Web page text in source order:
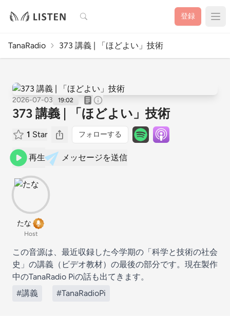
検索 登録
TanaRadio 373 講義 | 「ほどよい」技術
2026-07-03 19:02
373 講義 | 「ほどよい」技術
1 Star フォローする
再生 メッセージを送信
たな
Host
この音源は、最近収録した今学期の「科学と技術の社会
史」の講義（ビデオ教材）の最後の部分です。現在製作
中のTanaRadio Piの話も出てきます。
#講義
#TanaRadioPi